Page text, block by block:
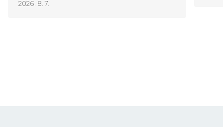
2026. 8. 7.